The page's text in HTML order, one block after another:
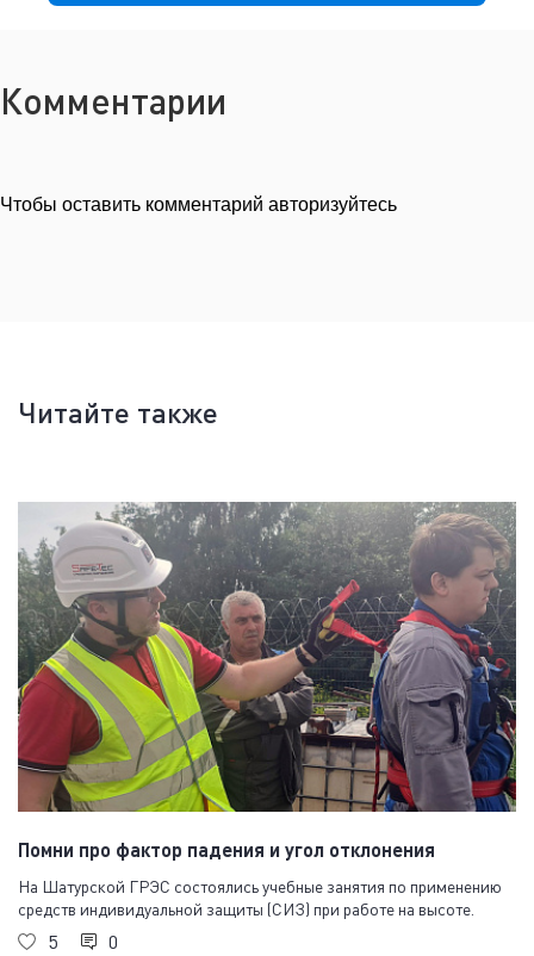
Комментарии
Чтобы оставить комментарий авторизуйтесь
Читайте также
Помни про фактор падения и угол отклонения
На Шатурской ГРЭС состоялись учебные занятия по применению
средств индивидуальной защиты (СИЗ) при работе на высоте.
5 0